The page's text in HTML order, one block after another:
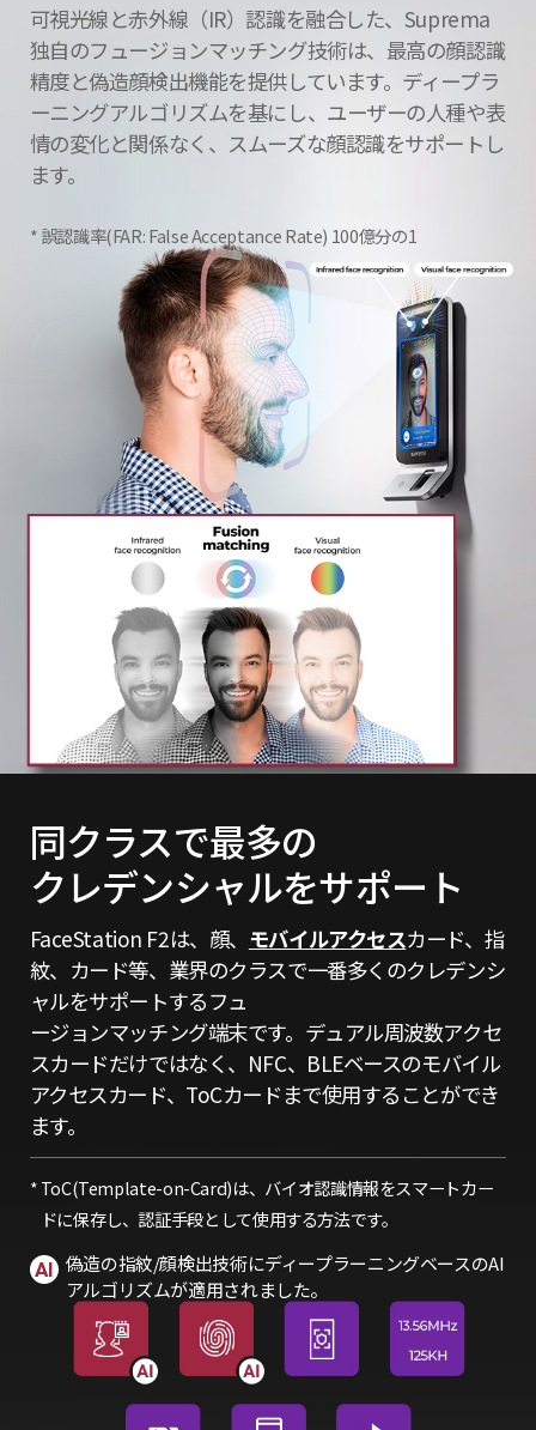
可視光線と赤外線（IR）認識を融合した、Suprema
独自のフュージョンマッチング技術は、最高の顔認識
精度と偽造顔検出機能を提供しています。ディープラ
ーニングアルゴリズムを基にし、ユーザーの人種や表
情の変化と関係なく、スムーズな顔認識をサポートし
ます。
誤認識率(FAR: False Acceptance Rate) 100億分の1
同クラスで最多の
クレデンシャルをサポート
FaceStation F2は、顔、 モバイルアクセスカード、指
紋、カード等、業界のクラスで一番多くのクレデンシ
ャルをサポートするフュ
ージョンマッチング端末です。デュアル周波数アクセ
スカードだけではなく、NFC、BLEベースのモバイル
アクセスカード、ToCカードまで使用することができ
ます。
ToC(Template-on-Card)は、バイオ認識情報をスマートカー
ドに保存し、認証手段として使用する方法です。
偽造の指紋/顔検出技術にディープラーニングベースのAI
アルゴリズムが適用されました。